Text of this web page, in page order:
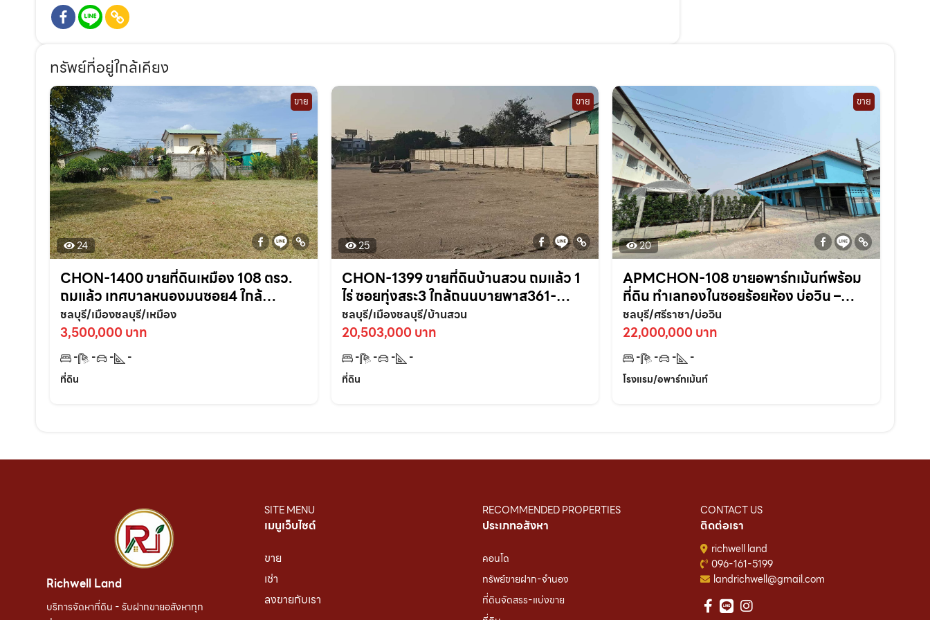
ทรัพย์ที่อยู่ใกล้เคียง
ขาย
24
CHON-1400 ขายที่ดินเหมือง 108 ตรว.
ถมแล้ว เทศบาลหนองมนซอย4 ใกล้
หาด2กม. อ.เมืองชลบุรี
ชลบุรี/เมืองชลบุรี/เหมือง
3,500,000 บาท
- - -
-
ที่ดิน
ขาย
25
CHON-1399 ขายที่ดินบ้านสวน ถมแล้ว 1
ไร่ ซอยทุ่งสระ3 ใกล้ถนนบายพาส361-
950เมตร อ.เมืองชลบุรี
ชลบุรี/เมืองชลบุรี/บ้านสวน
20,503,000 บาท
- - -
-
ที่ดิน
ขาย
20
APMCHON-108 ขายอพาร์ทเม้นท์พร้อม
ที่ดิน ทำเลทองในซอยร้อยห้อง บ่อวิน –
ศรีราชา ติดแหล่งชุมชนเหมาะลงทุนต่อยอด
ทันที!
ชลบุรี/ศรีราชา/บ่อวิน
22,000,000 บาท
- - -
-
โรงแรม/อพาร์ทเม้นท์
Richwell Land
บริการจัดหาที่ดิน - รับฝากขายอสังหาทุก
SITE MENU
เมนูเว็บไซต์
ขาย
เช่า
ลงขายกับเรา
RECOMMENDED PROPERTIES
ประเภทอสังหา
คอนโด
ทรัพย์ขายฝาก-จำนอง
ที่ดินจัดสรร-แบ่งขาย
CONTACT US
ติดต่อเรา
richwell land
096-161-5199
landrichwell@gmail.com